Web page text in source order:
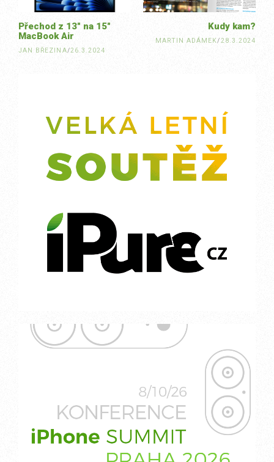
Kudy kam?
MARTIN ADÁMEK/28.3.2024
Přechod z 13″ na 15″
MacBook Air
JAN BŘEZINA/26.3.2024